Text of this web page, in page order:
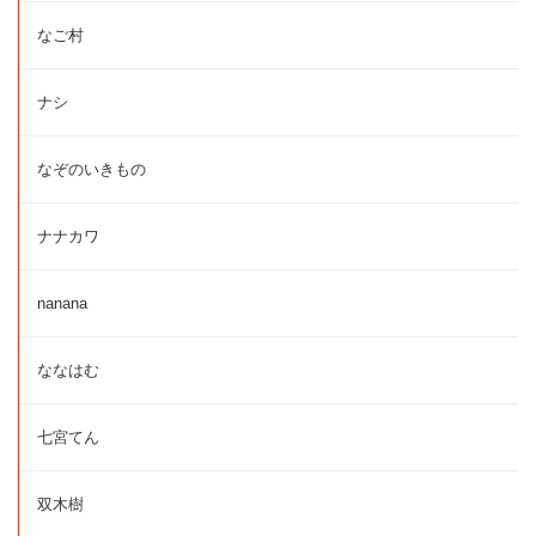
なご村
ナシ
なぞのいきもの
ナナカワ
nanana
ななはむ
七宮てん
双木樹